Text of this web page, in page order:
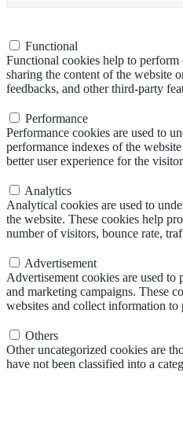
Functional
Functional cookies help to
sharing the content of the website
feedbacks, and other third-party
Performance
Performance cookies are used to
performance indexes of the
better user experience for the
Analytics
Analytical cookies are used to
the website. These cookies help
number of visitors, bounce rate,
Advertisement
Advertisement cookies are used
and marketing campaigns. These
websites and collect information to
Others
Other uncategorized cookies are
have not been classified into a